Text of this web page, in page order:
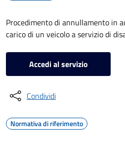
Procedimento di annullamento in
carico di un veicolo a servizio di
Accedi al servizio
Condividi
Normativa di riferimento